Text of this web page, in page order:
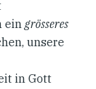
eingrösseres
unsere
in Gott